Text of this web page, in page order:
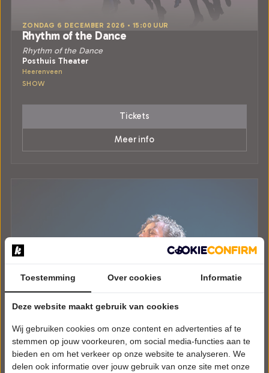
ZONDAG 6 DECEMBER 2026 • 15:00 UUR
Rhythm of the Dance
Rhythm of the Dance
Posthuis Theater
Heerenveen
SHOW
Tickets
Meer info
Toestemming Over cookies Informatie
Deze website maakt gebruik van cookies
Wij gebruiken cookies om onze content en advertenties af te
stemmen op jouw voorkeuren, om social media-functies aan te
bieden en om het verkeer op onze website te analyseren. We
delen ook informatie over jouw gebruik van onze site met onze